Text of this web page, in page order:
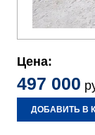
Цена:
497 000
ДОБАВИТЬ В